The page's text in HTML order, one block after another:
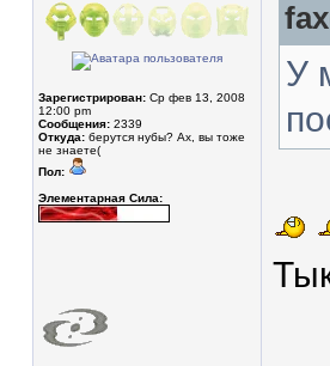
Зарегистрирован: Ср фев 13, 2008
12:00 pm
Сообщения: 2339
Откуда: берутся нубы? Ах, вы тоже
не знаете(
Пол:
Элементарная Сила:
У